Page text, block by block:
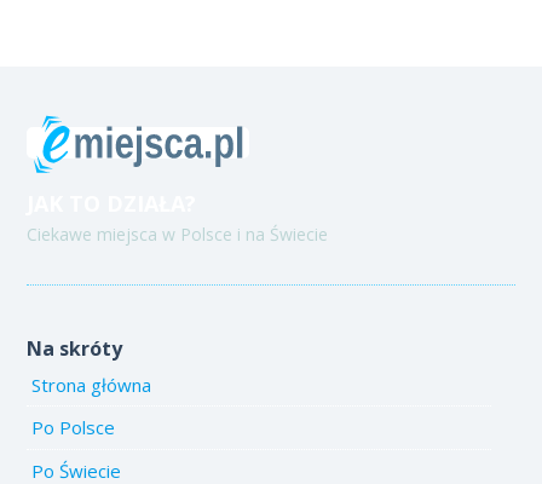
Ciekawe miejsca w Polsce i na Świecie
Na skróty
Strona główna
Po Polsce
Po Świecie